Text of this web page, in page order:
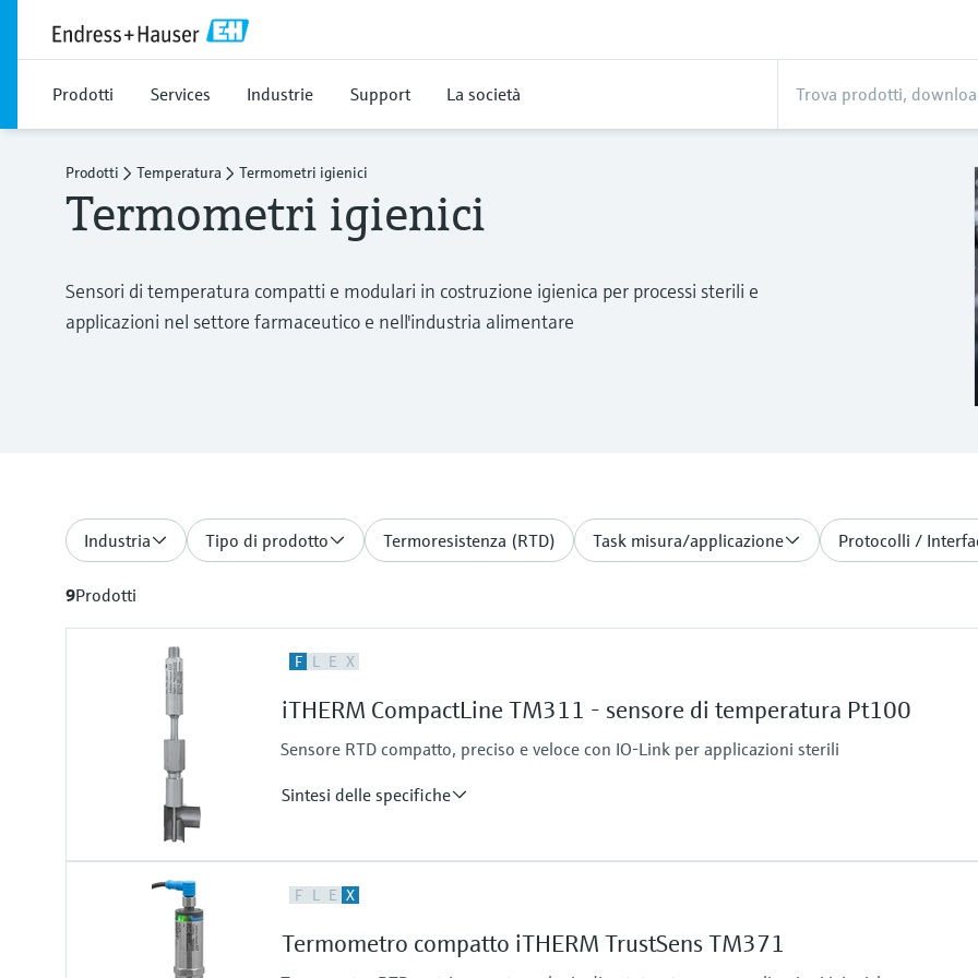
Prodotti Services Industrie Support La società
Prodotti Temperatura Termometri igienici
Termometri igienici
Sensori di temperatura compatti e modulari in costruzione igienica per processi sterili e
applicazioni nel settore farmaceutico e nell'industria alimentare
Industria Tipo di prodotto Termoresistenza (RTD) Task misura/applicazione Protocolli /
9Prodotti
F L E X
iTHERM CompactLine TM311 - sensore di temperatura Pt100
Sensore RTD compatto, preciso e veloce con IO-Link per applicazioni sterili
Sintesi delle specifiche
Precisione
Miglior tempo di risposta
t50 = 1 s
F L E X
Termometro compatto iTHERM TrustSens TM371